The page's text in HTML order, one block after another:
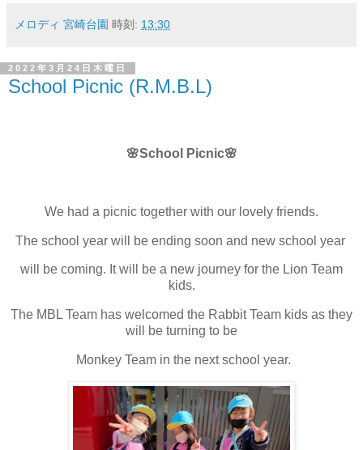
メロディ 宮崎台園 時刻: 13:30
2022年3月24日木曜日
School Picnic (R.M.B.L)
🌸School Picnic🌸
We had a picnic together with our lovely friends.
The school year will be ending soon and new school year
will be coming. It will be a new journey for the Lion Team
kids.
The MBL Team has welcomed the Rabbit Team kids as they
will be turning to be
Monkey Team in the next school year.